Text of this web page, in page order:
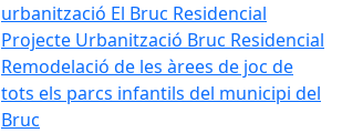
urbanització El Bruc Residencial
Projecte Urbanització Bruc Residencial
Remodelació de les àrees de joc de
tots els parcs infantils del municipi del
Bruc